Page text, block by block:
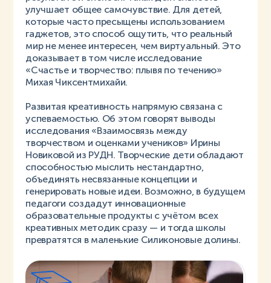
улучшает общее самочувствие. Для детей,
которые часто пресыщены использованием
гаджетов, это способ ощутить, что реальный
мир не менее интересен, чем виртуальный. Это
доказывает в том числе исследование
«Счастье и творчество: плывя по течению»
Михая Чиксентмихайи.
Развитая креативность напрямую связана с
успеваемостью. Об этом говорят выводы
исследования «Взаимосвязь между
творчеством и оценками учеников» Ирины
Новиковой из РУДН. Творческие дети обладают
способностью мыслить нестандартно,
объединять несвязанные концепции и
генерировать новые идеи. Возможно, в будущем
педагоги создадут инновационные
образовательные продукты с учётом всех
креативных методик сразу — и тогда школы
превратятся в маленькие Силиконовые долины.